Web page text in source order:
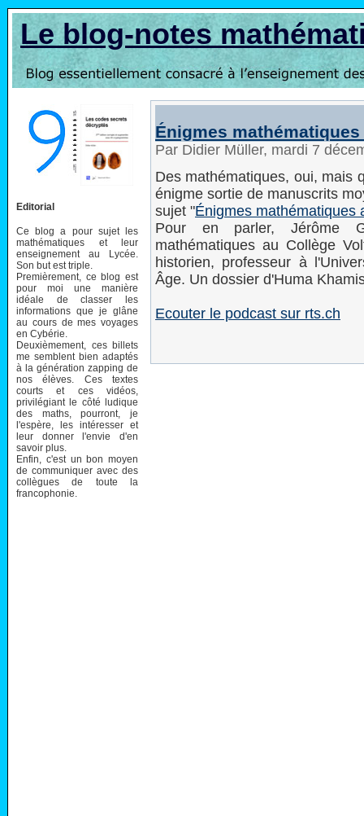
Le blog-notes
Editorial
Ce blog a pour sujet les
mathématiques et leur
enseignement au Lycée.
Son but est triple.
Premièrement, ce blog est
pour moi une manière
idéale de classer les
informations que je glâne
au cours de mes voyages
en Cybérie.
Deuxièmement, ces billets
me semblent bien adaptés
à la génération zapping de
nos élèves. Ces textes
courts et ces vidéos,
privilégiant le côté ludique
des maths, pourront, je
l'espère, les intéresser et
leur donner l'envie d'en
savoir plus.
Enfin, c'est un bon moyen
de communiquer avec des
collègues de toute la
francophonie.
Énigmes
Par Didier Müller, mardi 7
Des mathématiques, oui, mais
énigme sortie de manuscrits
sujet "Énigmes mathématiques
Pour en parler, Jérôme
mathématiques au Collège
historien, professeur à
Âge. Un dossier dʹHuma
Ecouter le podcast sur rts.ch